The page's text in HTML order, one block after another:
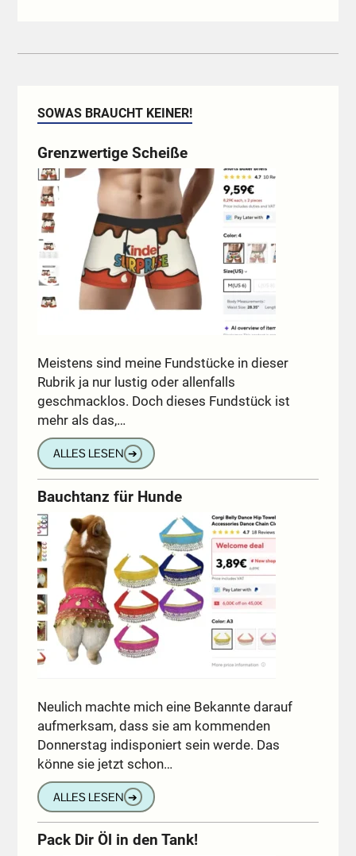
SOWAS BRAUCHT KEINER!
Grenzwertige Scheiße
Meistens sind meine Fundstücke in dieser
Rubrik ja nur lustig oder allenfalls
geschmacklos. Doch dieses Fundstück ist
mehr als das,…
ALLES LESEN ➔
Bauchtanz für Hunde
Neulich machte mich eine Bekannte darauf
aufmerksam, dass sie am kommenden
Donnerstag indisponiert sein werde. Das
könne sie jetzt schon…
ALLES LESEN ➔
Pack Dir Öl in den Tank!